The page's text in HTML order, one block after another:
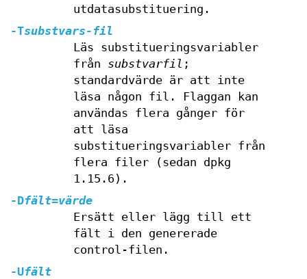
utdatasubstituering.
-Tsubstvars-fil
Läs substitueringsvariabler
från substvarfil ;
standardvärde är att inte
läsa någon fil. Flaggan kan
användas flera gånger för
att läsa
substitueringsvariabler från
flera filer (sedan dpkg
1.15.6).
-Dfält=värde
Ersätt eller lägg till ett
fält i den genererade
control-filen.
-Ufält